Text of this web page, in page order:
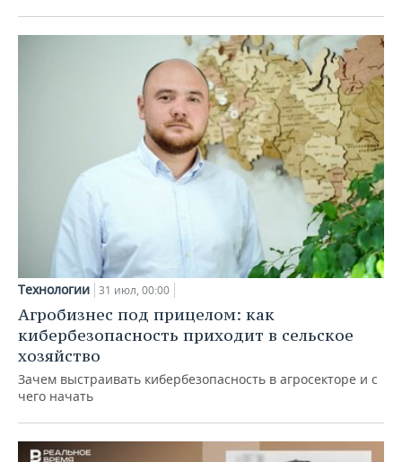
Технологии 31 июл, 00:00
Агробизнес под прицелом: как
кибербезопасность приходит в сельское
хозяйство
Зачем выстраивать кибербезопасность в агросекторе и с
чего начать